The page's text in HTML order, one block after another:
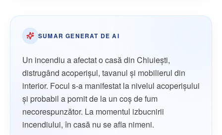
SUMAR GENERAT DE AI
Un incendiu a afectat o casă din Chiuiești,
distrugând acoperișul, tavanul și mobilierul din
interior. Focul s-a manifestat la nivelul acoperișului
și probabil a pornit de la un coș de fum
necorespunzător. La momentul izbucnirii
incendiului, în casă nu se afla nimeni.